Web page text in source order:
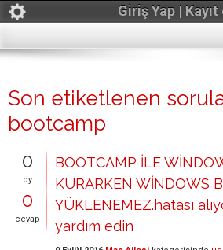
Giriş Yap | Kayıt
Son etiketlenen
bootcamp
0
oy
0
cevap
BOOTCAMP İLE
KURARKEN WİNDOWS
YÜKLENEMEZ.hatası
yardım edin